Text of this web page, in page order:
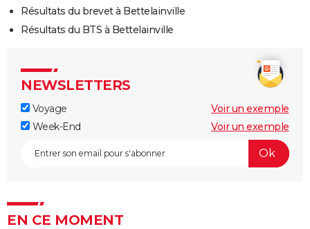
Résultats du brevet à Bettelainville
Résultats du BTS à Bettelainville
NEWSLETTERS
Voyage
Voir un exemple
Week-End
Voir un exemple
EN CE MOMENT